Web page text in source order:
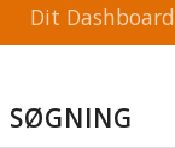
Dit Dashboard
SØGNING